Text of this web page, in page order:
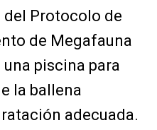
del Protocolo de
de Megafauna
piscina para
la ballena
adecuada.